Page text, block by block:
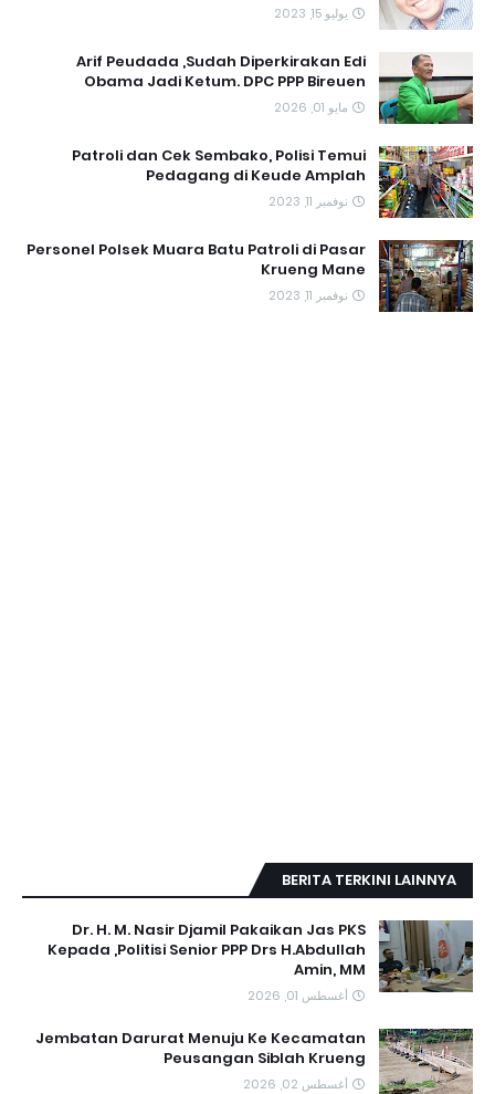
يوليو 15, 2023
Arif Peudada ,Sudah Diperkirakan Edi
Obama Jadi Ketum. DPC PPP Bireuen
مايو 01, 2026
Patroli dan Cek Sembako, Polisi Temui
Pedagang di Keude Amplah
نوفمبر 11, 2023
Personel Polsek Muara Batu Patroli di Pasar
Krueng Mane
نوفمبر 11, 2023
BERITA TERKINI LAINNYA
Dr. H. M. Nasir Djamil Pakaikan Jas PKS
Kepada ,Politisi Senior PPP Drs H.Abdullah
Amin, MM
أغسطس 01, 2026
Jembatan Darurat Menuju Ke Kecamatan
Peusangan Siblah Krueng
أغسطس 02, 2026